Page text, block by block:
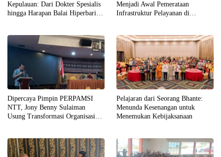
Kepulauan: Dari Dokter Spesialis
hingga Harapan Balai Hiperbarik
Menjadi Awal Pemerataan
Infrastruktur Pelayanan di
Dipercaya Pimpin PERPAMSI
NTT, Jony Benny Sulaiman
Usung Transformasi Organisasi
Pelajaran dari Seorang Bhante:
Menunda Kesenangan untuk
Menemukan Kebijaksanaan